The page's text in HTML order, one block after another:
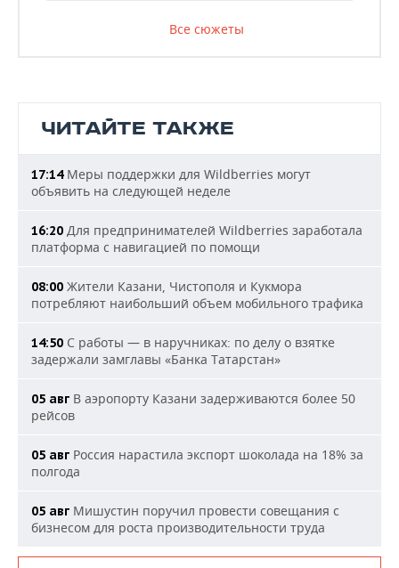
Все сюжеты
ЧИТАЙТЕ ТАКЖЕ
17:14Меры поддержки для Wildberries могут
объявить на следующей неделе
16:20 Для предпринимателей Wildberries заработала
платформа с навигацией по помощи
08:00 Жители Казани, Чистополя и Кукмора
потребляют наибольший объем мобильного трафика
14:50 С работы — в наручниках: по делу о взятке
задержали замглавы «Банка Татарстан»
05 авг В аэропорту Казани задерживаются более 50
рейсов
05 авг Россия нарастила экспорт шоколада на 18% за
полгода
05 авг Мишустин поручил провести совещания с
бизнесом для роста производительности труда